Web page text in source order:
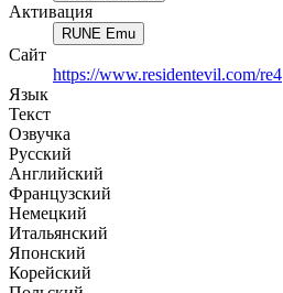
Активация
RUNE Emu
Сайт
https://www.residentevil.com/re4
Язык
Текст
Озвучка
Русский
Английский
Французский
Немецкий
Итальянский
Японский
Корейский